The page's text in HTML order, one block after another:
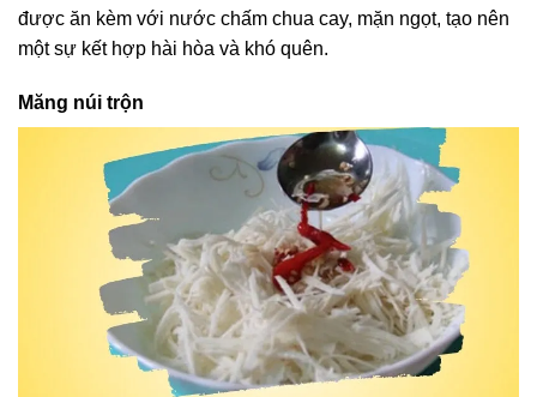
được ăn kèm với nước chấm chua cay, mặn ngọt, tạo nên
một sự kết hợp hài hòa và khó quên.
Măng núi trộn